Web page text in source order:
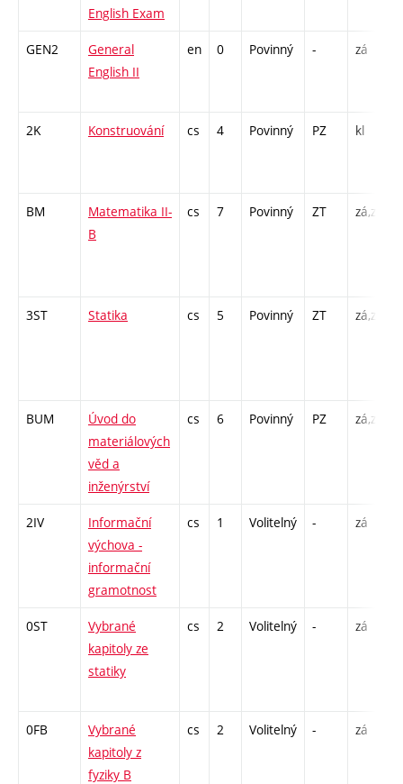
English Exam
GEN2
General
English II
en 0 Povinný - zá
2K Konstruování cs 4 Povinný PZ kl
BM
Matematika II-
B
cs 7 Povinný ZT zá,zk
3ST Statika cs 5 Povinný ZT zá,zk
BUM
Úvod do
materiálových
věd a
inženýrství
cs 6 Povinný PZ zá,zk
2IV
Informační
výchova -
informační
gramotnost
cs 1 Volitelný - zá
0ST
Vybrané
kapitoly ze
statiky
cs 2 Volitelný - zá
0FB
Vybrané
kapitoly z
fyziky B
cs 2 Volitelný - zá